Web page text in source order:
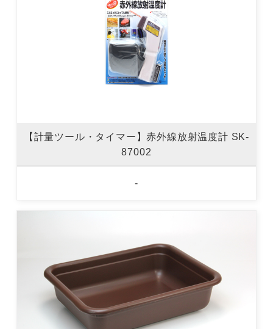
【計量ツール・タイマー】赤外線放射温度計 SK-
87002
-